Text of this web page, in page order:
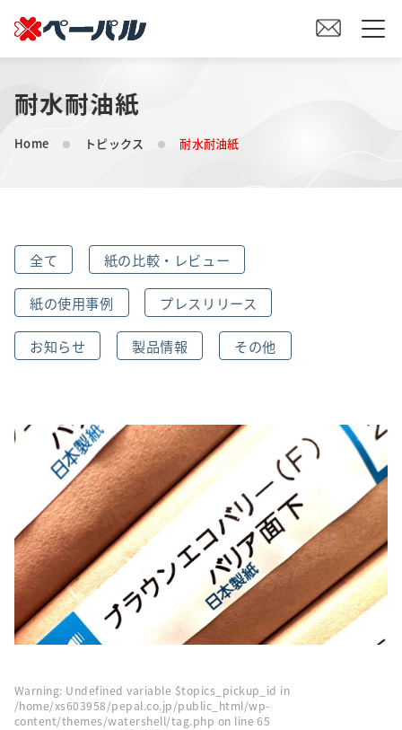
HOME
初めての方へ
オリジナル素材製造をご検討の方へ
会社案内
採用情報
トピックス
お問い合わせ・エントリー
SNSアカウント
耐水耐油紙
Home トピックス 耐水耐油紙
全て 紙の比較・レビュー
紙の使用事例 プレスリリース
お知らせ 製品情報 その他
Warning: Undefined variable $topics_pickup_id in
/home/xs603958/pepal.co.jp/public_html/wp-
content/themes/watershell/tag.php on line65